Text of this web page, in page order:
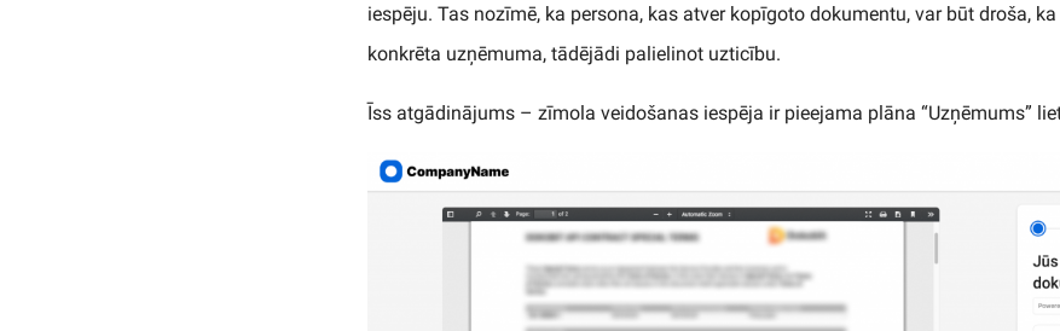
iespēju. Tas nozīmē, ka persona, kas atver kopīgoto dokumentu, var būt droša,
konkrēta uzņēmuma, tādējādi palielinot uzticību.
Īss atgādinājums – zīmola veidošanas iespēja ir pieejama plāna “Uzņēmums”